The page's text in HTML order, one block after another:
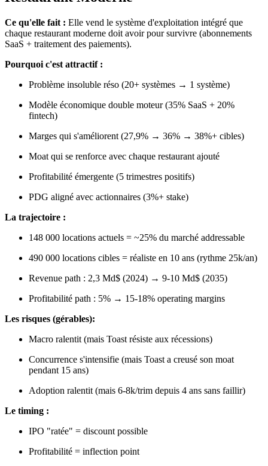
Ce qu'elle fait : Elle vend le système d'exploitation intégré que
chaque restaurant moderne doit avoir pour survivre (abonnements
SaaS + traitement des paiements).
Pourquoi c'est attractif :
Problème insoluble réso (20+ systèmes → 1 système)
Modèle économique double moteur (35% SaaS + 20%
fintech)
Marges qui s'améliorent (27,9% → 36% → 38%+ cibles)
Moat qui se renforce avec chaque restaurant ajouté
Profitabilité émergente (5 trimestres positifs)
PDG aligné avec actionnaires (3%+ stake)
La trajectoire :
148 000 locations actuels = ~25% du marché addressable
490 000 locations cibles = réaliste en 10 ans (rythme 25k/an)
Revenue path : 2,3 Md$ (2024) → 9-10 Md$ (2035)
Profitabilité path : 5% → 15-18% operating margins
Les risques (gérables):
Macro ralentit (mais Toast résiste aux récessions)
Concurrence s'intensifie (mais Toast a creusé son moat
pendant 15 ans)
Adoption ralentit (mais 6-8k/trim depuis 4 ans sans faillir)
Le timing :
IPO "ratée" = discount possible
Profitabilité = inflection point